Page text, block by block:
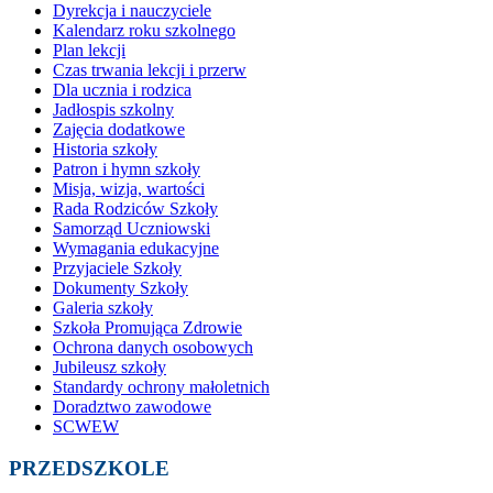
Dyrekcja i nauczyciele
Kalendarz roku szkolnego
Plan lekcji
Czas trwania lekcji i przerw
Dla ucznia i rodzica
Jadłospis szkolny
Zajęcia dodatkowe
Historia szkoły
Patron i hymn szkoły
Misja, wizja, wartości
Rada Rodziców Szkoły
Samorząd Uczniowski
Wymagania edukacyjne
Przyjaciele Szkoły
Dokumenty Szkoły
Galeria szkoły
Szkoła Promująca Zdrowie
Ochrona danych osobowych
Jubileusz szkoły
Standardy ochrony małoletnich
Doradztwo zawodowe
SCWEW
PRZEDSZKOLE